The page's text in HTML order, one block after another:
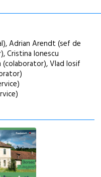
Adrian Arendt (sef de
Cristina Ionescu
Vlad Iosif